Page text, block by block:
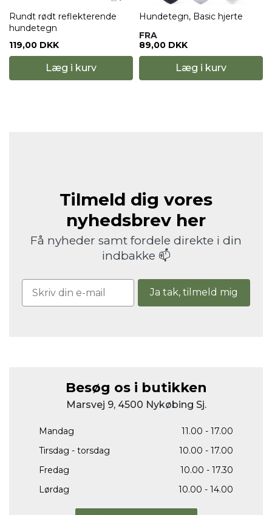
Rundt rødt reflekterende
hundetegn
119,00 DKK
Læg i kurv
Hundetegn, Basic hjerte
FRA
89,00 DKK
Læg i kurv
Tilmeld dig vores
nyhedsbrev her
Få nyheder samt fordele direkte i din
indbakke 📫
Ja tak, tilmeld mig
Besøg os i butikken
Marsvej 9, 4500 Nykøbing Sj.
Mandag
11.00 - 17.00
Tirsdag - torsdag
10.00 - 17.00
Fredag
10.00 - 17.30
Lørdag
10.00 - 14.00